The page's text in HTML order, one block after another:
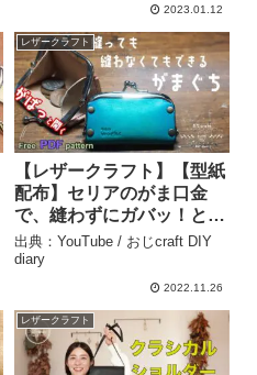
2023.01.12
レザークラフト
【レザークラフト】【型紙
配布】セリアのがま口金
で、縫わずにガバッ！と開
く小さながま口 – おじcraft
DIY diary
出典：YouTube / おじcraft DIY
diary
2022.11.26
レザークラフト